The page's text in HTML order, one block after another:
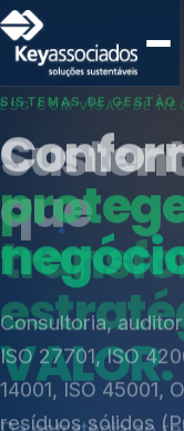
SISTEMAS DE
Consultoria,
ISO 27701, ISO
14001, ISO 45001,
resíduos sólidos
Índices de Mercado
Mudanças Climáticas
Reputação e Cadeia
Reporte Regulatório